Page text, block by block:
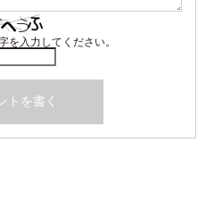
を入力してください。